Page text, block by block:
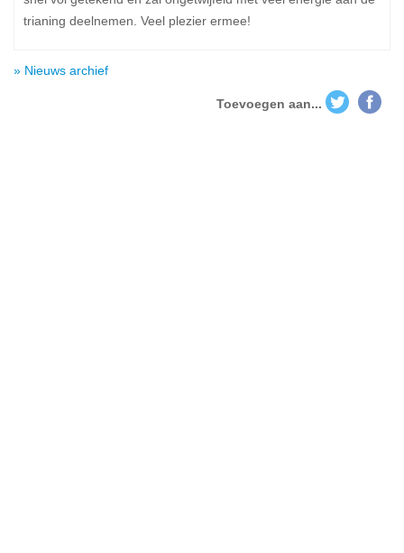
trianing deelnemen. Veel plezier ermee!
» Nieuws archief
Toevoegen aan...